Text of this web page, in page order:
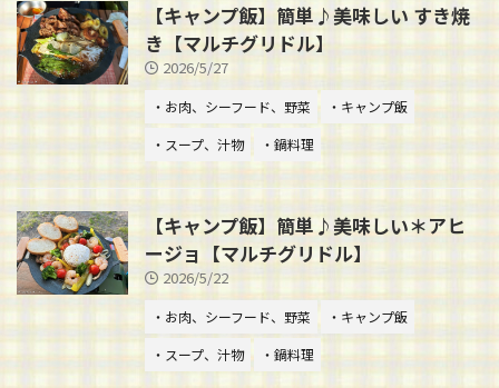
【キャンプ飯】簡単♪美味しい すき焼
き【マルチグリドル】
2026/5/27
・お肉、シーフード、野菜
・キャンプ飯
・スープ、汁物
・鍋料理
【キャンプ飯】簡単♪美味しい＊アヒ
ージョ【マルチグリドル】
2026/5/22
・お肉、シーフード、野菜
・キャンプ飯
・スープ、汁物
・鍋料理